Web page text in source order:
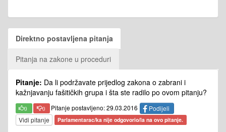
Direktno postavljena pitanja
Pitanja na zakone u proceduri
Pitanje: Da li podržavate prijedlog zakona o zabrani i
kažnjavanju fašitičkih grupa i šta ste radilo po ovom pitanju?
0 0 Pitanje postavljeno: 29.03.2016
Podijeli
Vidi pitanje
Parlamentarac/ka nije odgovorio/la na ovo pitanje.